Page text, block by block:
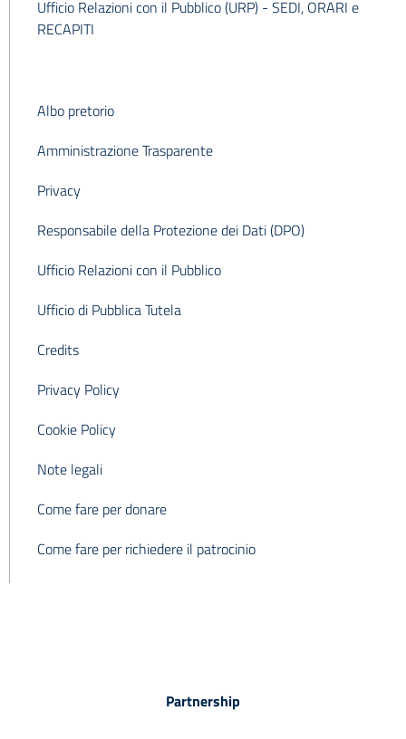
Ufficio Relazioni con il Pubblico (URP) - SEDI, ORARI e
RECAPITI
Albo pretorio
Amministrazione Trasparente
Privacy
Responsabile della Protezione dei Dati (DPO)
Ufficio Relazioni con il Pubblico
Ufficio di Pubblica Tutela
Credits
Privacy Policy
Cookie Policy
Note legali
Come fare per donare
Come fare per richiedere il patrocinio
Partnership